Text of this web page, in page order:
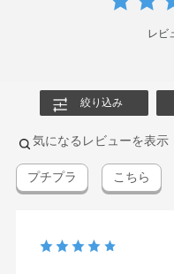
レビ
絞り込み
気になるレビューを表示
プチプラ こちら